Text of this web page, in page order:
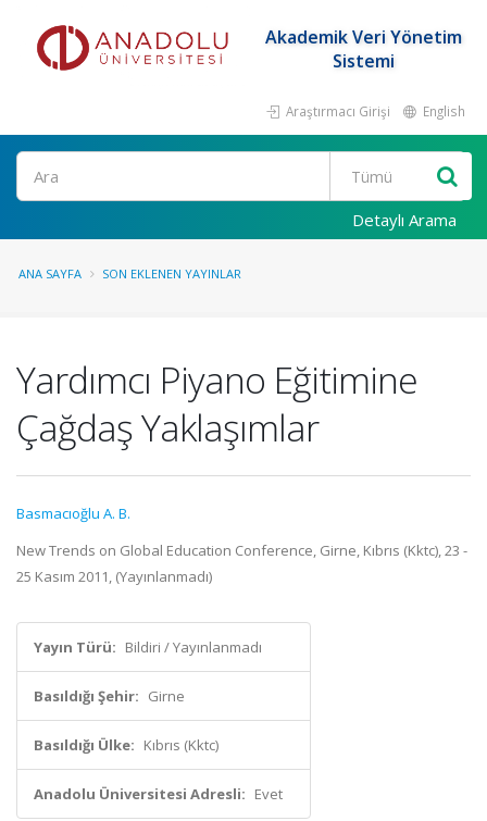
Akademik Veri Yönetim
Sistemi
Araştırmacı Girişi English
Ara
Detaylı Arama
ANA SAYFA SON EKLENEN YAYINLAR
Yardımcı Piyano Eğitimine
Çağdaş Yaklaşımlar
Basmacıoğlu A. B.
New Trends on Global Education Conference, Girne, Kıbrıs (Kktc), 23 -
25 Kasım 2011, (Yayınlanmadı)
Yayın Türü: Bildiri / Yayınlanmadı
Basıldığı Şehir: Girne
Basıldığı Ülke: Kıbrıs (Kktc)
Anadolu Üniversitesi Adresli: Evet